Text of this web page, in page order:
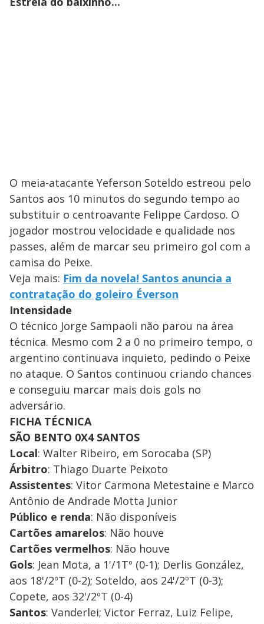
O meia-atacante Yeferson Soteldo estreou pelo
Santos aos 10 minutos do segundo tempo ao
substituir o centroavante Felippe Cardoso. O
jogador mostrou velocidade e qualidade nos
passes, além de marcar seu primeiro gol com a
camisa do Peixe.
Veja mais: Fim da novela! Santos anuncia a
contratação do goleiro Éverson
Intensidade
O técnico Jorge Sampaoli não parou na área
técnica. Mesmo com 2 a 0 no primeiro tempo, o
argentino continuava inquieto, pedindo o Peixe
no ataque. O Santos continuou criando chances
e conseguiu marcar mais dois gols no
adversário.
FICHA TÉCNICA
SÃO BENTO 0X4 SANTOS
Local: Walter Ribeiro, em Sorocaba (SP)
Árbitro: Thiago Duarte Peixoto
Assistentes: Vitor Carmona Metestaine e Marco
Antônio de Andrade Motta Junior
Público e renda: Não disponíveis
Cartões amarelos: Não houve
Cartões vermelhos: Não houve
Gols: Jean Mota, a 1'/1Tº (0-1); Derlis González,
aos 18'/2ºT (0-2); Soteldo, aos 24'/2ºT (0-3);
Copete, aos 32'/2ºT (0-4)
Santos: Vanderlei; Victor Ferraz, Luiz Felipe,